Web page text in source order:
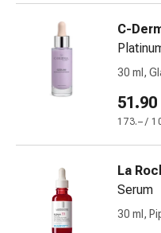
Anti-
Wurmmittel
Rezeptpflichtige
Arzneimittel
C-
30 ml,
51.90
173.– /
La
Serum
30 ml,